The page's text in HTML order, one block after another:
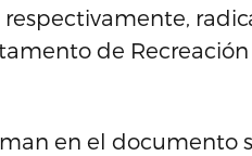
de Recreación
en el documento